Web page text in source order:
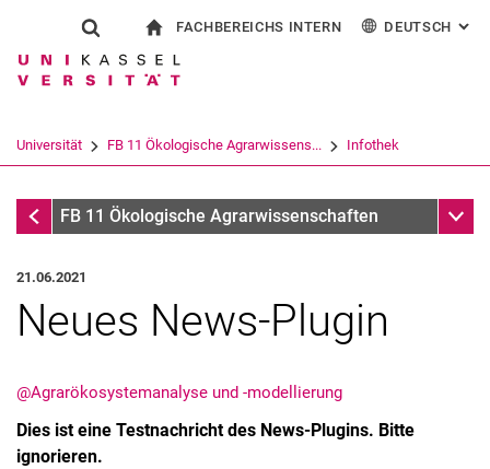
Springe direkt zu: Inhalt
Springe direkt zu: Suche
Springe direkt zu:
Suchformular
Suchbegriff
Suchen (öffnet externen Link in einem
FACHBEREICHS INTERN DEUTSCH :
Universität FB 11 Ökologische Agrarwissens... Infothek
InfothekFB 11 Ökologische Agrarwissenschaften
21.06.2021
Neues News-Plugin
@Agrarökosystemanalyse und -modellierung
Dies ist eine Testnachricht des News-Plugins. Bitte
ignorieren.